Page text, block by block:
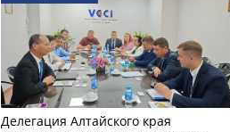
Делегация Алтайского края